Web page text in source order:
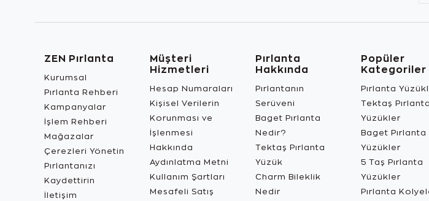
ZEN Pırlanta
Kurumsal
Pırlanta Rehberi
Kampanyalar
İşlem Rehberi
Mağazalar
Çerezleri Yönetin
Pırlantanızı
Kaydettirin
İletişim
Müşteri
Hizmetleri
Hesap Numaraları
Kişisel Verilerin
Korunması ve
İşlenmesi
Hakkında
Aydınlatma Metni
Kullanım Şartları
Mesafeli Satış
Pırlanta
Hakkında
Pırlantanın
Serüveni
Baget Pırlanta
Nedir?
Tektaş Pırlanta
Yüzük
Charm Bileklik
Nedir
Popüler
Kategoriler
Pırlanta
Tektaş Pırlanta
Yüzükler
Baget Pırlanta
Yüzükler
5 Taş Pırlanta
Yüzükler
Pırlanta